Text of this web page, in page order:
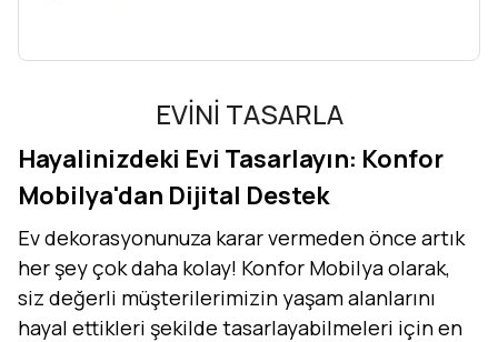
EVİNİ TASARLA
Hayalinizdeki Evi Tasarlayın: Konfor
Mobilya'dan Dijital Destek
Ev dekorasyonunuza karar vermeden önce artık
her şey çok daha kolay! Konfor Mobilya olarak,
siz değerli müşterilerimizin yaşam alanlarını
hayal ettikleri şekilde tasarlayabilmeleri için en